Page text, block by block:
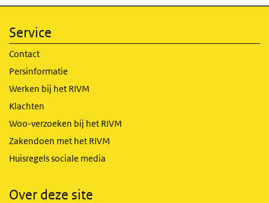
Service
Contact
Persinformatie
Werken bij het RIVM
Klachten
Woo-verzoeken bij het RIVM
Zakendoen met het RIVM
Huisregels sociale media
Over deze site